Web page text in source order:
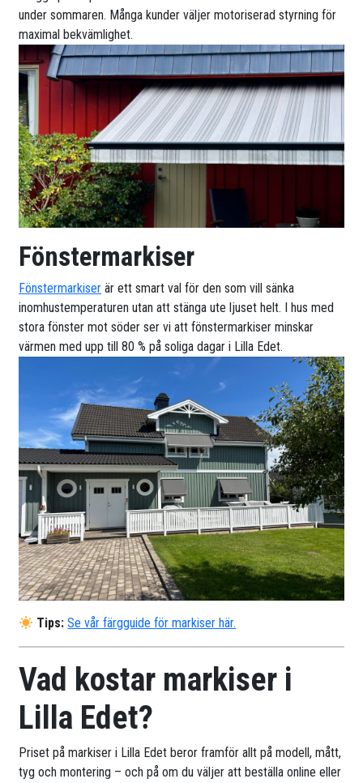
under sommaren. Många kunder väljer motoriserad styrning för
maximal bekvämlighet.
Fönstermarkiser
Fönstermarkiser är ett smart val för den som vill sänka
inomhustemperaturen utan att stänga ute ljuset helt. I hus med
stora fönster mot söder ser vi att fönstermarkiser minskar
värmen med upp till 80 % på soliga dagar i Lilla Edet.
Tips: Se vår färgguide för markiser här.
Vad kostar markiser i
Lilla Edet?
Priset på markiser i Lilla Edet beror framför allt på modell, mått,
tyg och montering – och på om du väljer att beställa online eller